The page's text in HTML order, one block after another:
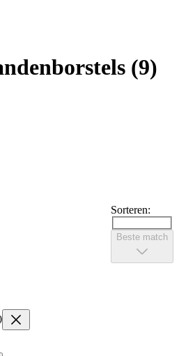
(9)
Sorteren:
Beste match